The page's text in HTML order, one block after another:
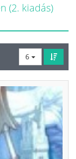
(2. kiadás)
6